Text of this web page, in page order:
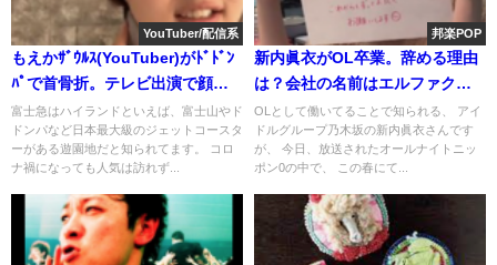
YouTuber/配信系
もえかｻﾞｳﾙｽ(YouTuber)がﾄﾞﾄﾞﾝ
ﾊﾟで首骨折。テレビ出演で顔可
愛い!insta/Twitter
富士急はハイランドといえば、富士山やド
ドンパなど日本最大級のジェットコースタ
ーがある遊園地だと知られてます。 コロ
ナ禍になっても人気は訪れず...
邦楽POP
新内眞衣がOL卒業。辞める理由
は？会社の名前はエルファクト
リー説(本当に働いてた？)
OLとして働いてることで知られる、 アイ
ドルグループ乃木坂の新内眞衣さんです
が、 今日、放送されたオールナイトニッ
ポン0の中で、 この春にて...